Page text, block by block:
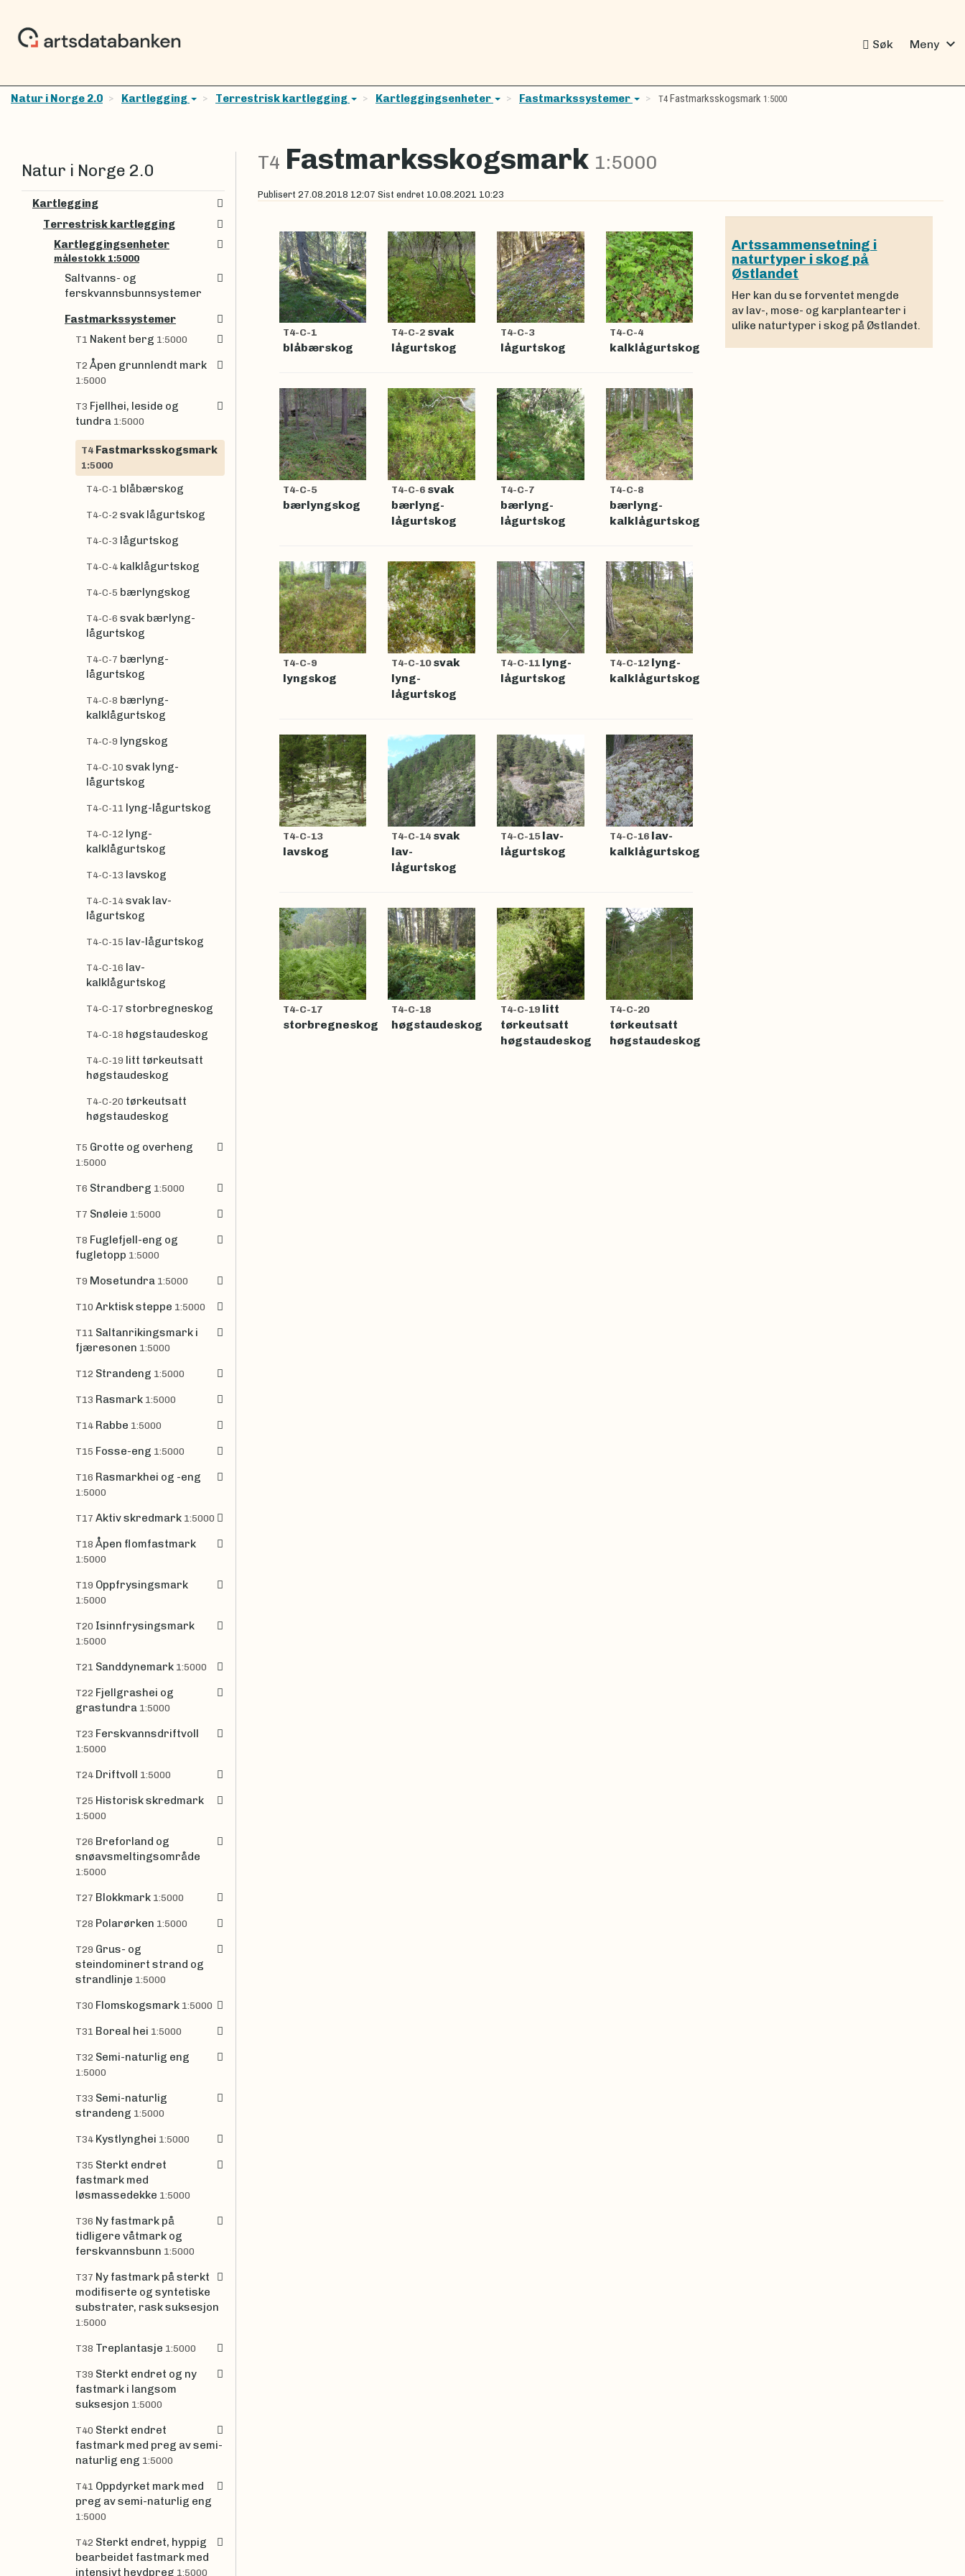
Søk Meny expand_more
Natur i Norge 2.0 Kartlegging Terrestrisk kartlegging Kartleggingsenheter Fastmarkssystemer T4 Fastmarksskogsmark 1:5000
T4 Fastmarksskogsmark 1:5000
Publisert 27.08.2018 12:07 Sist endret 10.08.2021 10:23
T4-C-1
blåbærskog
T4-C-2 svak
lågurtskog
T4-C-3
lågurtskog
T4-C-4
kalklågurtskog
T4-C-5
bærlyngskog
T4-C-6 svak
bærlyng-
lågurtskog
T4-C-7
bærlyng-
lågurtskog
T4-C-8
bærlyng-
kalklågurtskog
T4-C-9
lyngskog
T4-C-10svak
lyng-
lågurtskog
T4-C-11 lyng-
lågurtskog
T4-C-12 lyng-
kalklågurtskog
T4-C-13
lavskog
T4-C-14 svak
lav-
lågurtskog
T4-C-15lav-
lågurtskog
T4-C-16 lav-
kalklågurtskog
T4-C-17
storbregneskog
T4-C-18
høgstaudeskog
T4-C-19 litt
tørkeutsatt
høgstaudeskog
T4-C-20
tørkeutsatt
høgstaudeskog
Artssammensetning i
naturtyper i skog på
Østlandet
Her kan du se forventet mengde
av lav-, mose- og karplantearter i
ulike naturtyper i skog på Østlandet.
Natur i Norge 2.0
Kartlegging
Terrestrisk kartlegging
Kartleggingsenheter
målestokk 1:5000
Saltvanns- og
ferskvannsbunnsystemer
Fastmarkssystemer
T1 Nakent berg 1:5000
T2Åpen grunnlendt mark
1:5000
T3 Fjellhei, leside og
tundra 1:5000
T4 Fastmarksskogsmark
1:5000
T4-C-1 blåbærskog
T4-C-2 svak lågurtskog
T4-C-3 lågurtskog
T4-C-4 kalklågurtskog
T4-C-5 bærlyngskog
T4-C-6 svak bærlyng-
lågurtskog
T4-C-7 bærlyng-
lågurtskog
T4-C-8 bærlyng-
kalklågurtskog
T4-C-9 lyngskog
T4-C-10 svak lyng-
lågurtskog
T4-C-11 lyng-lågurtskog
T4-C-12 lyng-
kalklågurtskog
T4-C-13 lavskog
T4-C-14 svak lav-
lågurtskog
T4-C-15 lav-lågurtskog
T4-C-16 lav-
kalklågurtskog
T4-C-17 storbregneskog
T4-C-18 høgstaudeskog
T4-C-19 litt tørkeutsatt
høgstaudeskog
T4-C-20 tørkeutsatt
høgstaudeskog
T5 Grotte og overheng
1:5000
T6 Strandberg 1:5000
T7 Snøleie 1:5000
T8 Fuglefjell-eng og
fugletopp 1:5000
T9 Mosetundra 1:5000
T10 Arktisk steppe 1:5000
T11 Saltanrikingsmark i
fjæresonen 1:5000
T12 Strandeng 1:5000
T13 Rasmark 1:5000
T14 Rabbe 1:5000
T15 Fosse-eng 1:5000
T16 Rasmarkhei og -eng
1:5000
T17 Aktiv skredmark 1:5000
T18Åpen flomfastmark
1:5000
T19 Oppfrysingsmark
1:5000
T20 Isinnfrysingsmark
1:5000
T21 Sanddynemark 1:5000
T22 Fjellgrashei og
grastundra 1:5000
T23 Ferskvannsdriftvoll
1:5000
T24 Driftvoll 1:5000
T25 Historisk skredmark
1:5000
T26 Breforland og
snøavsmeltingsområde
1:5000
T27 Blokkmark 1:5000
T28 Polarørken 1:5000
T29 Grus- og
steindominert strand og
strandlinje 1:5000
T30 Flomskogsmark 1:5000
T31 Boreal hei 1:5000
T32 Semi-naturlig eng
1:5000
T33 Semi-naturlig
strandeng 1:5000
T34 Kystlynghei 1:5000
T35 Sterkt endret
fastmark med
løsmassedekke 1:5000
T36 Ny fastmark på
tidligere våtmark og
ferskvannsbunn 1:5000
T37 Ny fastmark på sterkt
modifiserte og syntetiske
substrater, rask suksesjon
1:5000
T38 Treplantasje 1:5000
T39 Sterkt endret og ny
fastmark i langsom
suksesjon 1:5000
T40 Sterkt endret
fastmark med preg av semi-
naturlig eng 1:5000
T41 Oppdyrket mark med
preg av semi-naturlig eng
1:5000
T42 Sterkt endret, hyppig
bearbeidet fastmark med
intensivt hevdpreg 1:5000